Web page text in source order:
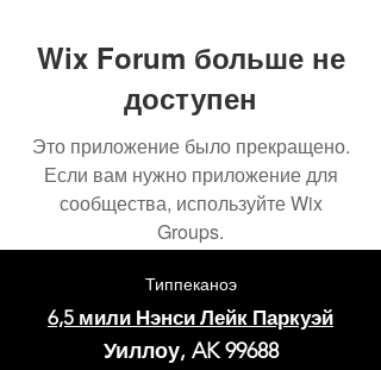
Wix Forum больше не
доступен
Это приложение было прекращено.
Если вам нужно приложение для
сообщества, используйте Wix
Groups.
Типпеканоэ
6,5 мили Нэнси Лейк Паркуэй
Уиллоу, AK 99688